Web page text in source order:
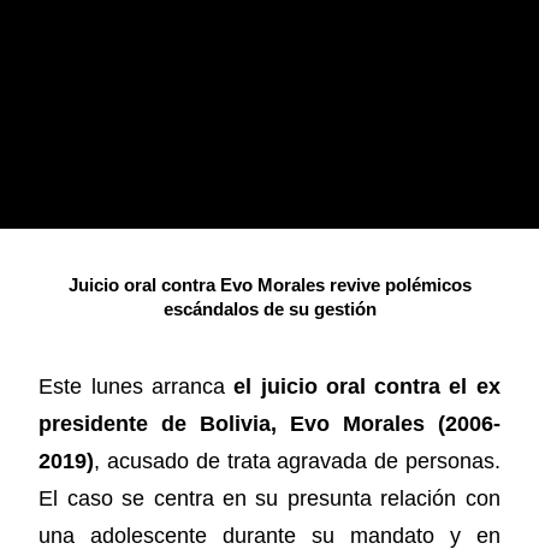
Juicio oral contra Evo Morales revive polémicos
escándalos de su gestión
Este lunes arrancael juicio oral contra el ex
presidente de Bolivia, Evo Morales (2006-
2019), acusado de trata agravada de personas.
El caso se centra en su presunta relación con
una adolescente durante su mandato y en